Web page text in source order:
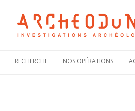
au
RECHERCHE NOS OPÉRATIONS